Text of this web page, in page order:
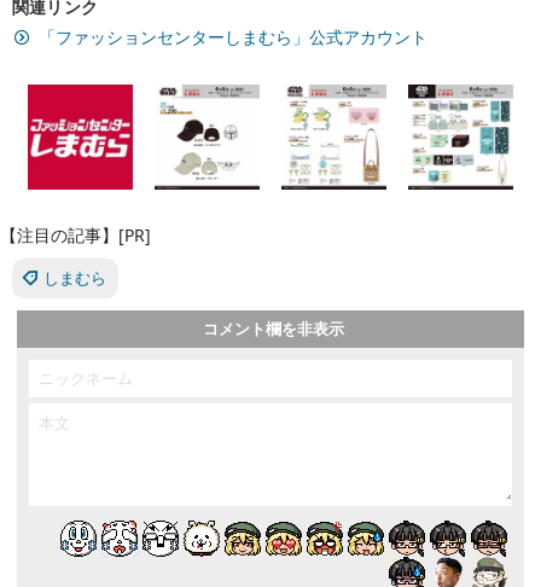
関連リンク
「ファッションセンターしまむら」公式アカウント
【注目の記事】[PR]
しまむら
コメント欄を非表示